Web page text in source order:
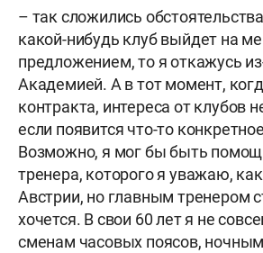
– так сложились
какой-нибудь клуб выйдет на
предложением, то я откажусь
Академией. А в тот момент,
контракта, интереса от клубов
если появится что-то
Возможно, я мог бы быть
тренера, которого я уважаю,
Австрии, но главным тренером
хочется. В свои 60 лет я не
сменам часовых поясов,